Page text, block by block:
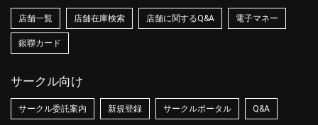
店舗一覧 店舗在庫検索 店舗に関するQ&A 電子マネー
銀聯カード
サークル向け
サークル委託案内 新規登録 サークルポータル Q&A